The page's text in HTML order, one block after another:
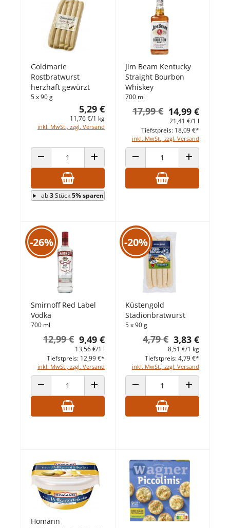
Goldmarie
Rostbratwurst
herzhaft gewürzt
5 x 90 g
5,29 €
11,76 €/1 kg
inkl. MwSt., zzgl. Versand
ANZAHL VERRINGERNANZAHL ERHÖHEN
ab3Stück5% sparen
Jim Beam Kentucky
Straight Bourbon
Whiskey
700 ml
14,99 €
17,99 €
21,41 €/1 l
inkl. MwSt., zzgl. Versand
Tiefstpreis: 18,09 €*
ANZAHL VERRINGERNANZAHL
-26%
Smirnoff Red Label
Vodka
700 ml
9,49 €
12,99 €
13,56 €/1 l
inkl. MwSt., zzgl. Versand
Tiefstpreis: 12,99 €*
ANZAHL VERRINGERNANZAHL ERHÖHEN
-20%
Küstengold
Stadionbratwurst
5 x 90 g
3,83 €
4,79 €
8,51 €/1 kg
inkl. MwSt., zzgl. Versand
Tiefstpreis: 4,79 €*
ANZAHL VERRINGERNANZAHL
Homann